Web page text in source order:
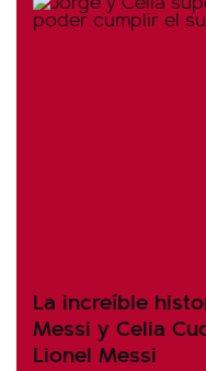
La increíble
Messi y Celia
Lionel Messi